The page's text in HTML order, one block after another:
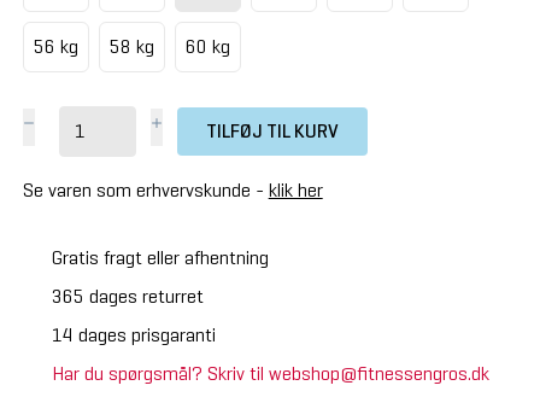
56 kg 58 kg 60 kg
TILFØJ TIL KURV
Se varen som erhvervskunde - klik her
Gratis fragt eller afhentning
365 dages returret
14 dages prisgaranti
Har du spørgsmål? Skriv til webshop@fitnessengros.dk